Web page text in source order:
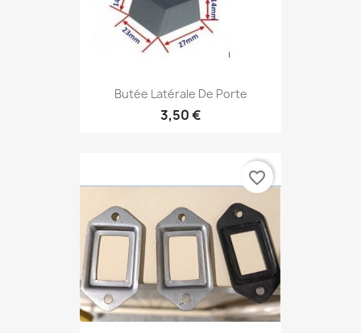
Butée Latérale De Porte
3,50 €
favorite_border